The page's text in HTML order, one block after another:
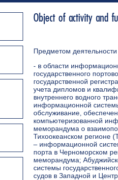
Object of activity and
Предметом
- в области
государственного
государственной
учета дипломов и
внутреннего водного
информационной
обслуживание,
компьютеризованной
меморандума о
Тихоокеанском регионе
– информационной
порта в Черноморском
меморандума;
системы
судов в Западной и